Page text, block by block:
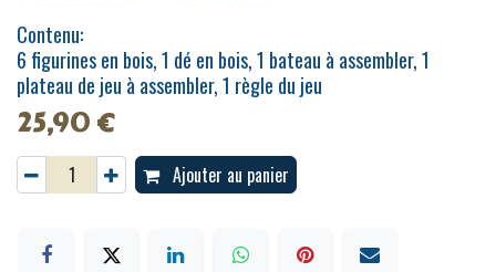
Contenu:
6 figurines en bois, 1 dé en bois, 1 bateau à assembler, 1
plateau de jeu à assembler, 1 règle du jeu
25,90€
Ajouter au panier